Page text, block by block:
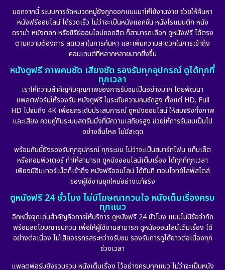
นอกจากนี้ ระบบการจัดหมวดหมู่ยังถูกออกแบบมาให้ใช้งานง่าย ช่วยให้ค้นหา
หนังฟรีออนไลน์ ได้รวดเร็ว ไม่ว่าจะเป็นหนังแอคชั่น หนังโรแมนติก หนัง
ดราม่า หนังตลก หรือซีรีย์ออนไลน์ยอดฮิต ก็สามารถเลือก ดูหนังฟรี ได้ตรง
ตามความต้องการ ลดเวลาในการค้นหา และเพิ่มความสะดวกในการเข้าถึง
คอนเทนต์ที่หลากหลายมากยิ่งขึ้น
หนังดูฟรี ภาพคมชัด เสียงชัด รองรับทุกอุปกรณ์ ดูได้ทุกที่
ทุกเวลา
เราให้ความสำคัญกับคุณภาพของการรับชมเป็นอย่างมาก โดยพัฒนา
แพลตฟอร์มให้รองรับ หนังดูฟรี ในระดับความคมชัดสูง ตั้งแต่ HD, Full
HD ไปจนถึง 4K เพื่อยกระดับประสบการณ์ ดูหนังออนไลน์ ให้สมจริงทั้งภาพ
และเสียง ควบคู่กับระบบสตรีมมิ่งที่มีความเสถียรสูง ช่วยให้การรับชมเป็นไป
อย่างลื่นไหล ไม่มีสะดุด
พร้อมกันนี้ยังรองรับทุกอุปกรณ์ ทุกระบบ ไม่ว่าจะเป็นสมาร์ทโฟน แท็บเล็ต
หรือคอมพิวเตอร์ ทำให้สามารถ ดูหนังออนไลน์เต็มเรื่อง ได้ทุกที่ทุกเวลา
เพียงมีอินเทอร์เน็ตก็เข้าถึง หนังฟรีออนไลน์ ได้ทันที ตอบโจทย์ไลฟ์สไตล์
ของผู้ใช้งานยุคใหม่อย่างแท้จริง
ดูหนังฟรี 24 ชั่วโมง ไม่มีโฆษณากวนใจ หนังเต็มเรื่องครบ
ทุกแนว
อีกหนึ่งจุดเด่นสำคัญคือการให้บริการ ดูหนังฟรี 24 ชั่วโมง แบบไม่มีข้อจำกัด
พร้อมลดโฆษณารบกวน เพื่อให้ผู้ใช้งานสามารถ ดูหนังออนไลน์เต็มเรื่อง ได้
อย่างต่อเนื่อง ไม่เสียอรรถรสระหว่างรับชม รองรับการดูได้ยาวต่อเนื่องทุก
ช่วงเวลา
แพลตฟอร์มยังรวบรวม หนังเต็มเรื่อง ไว้อย่างครบทุกแนว ไม่ว่าจะเป็นหนัง